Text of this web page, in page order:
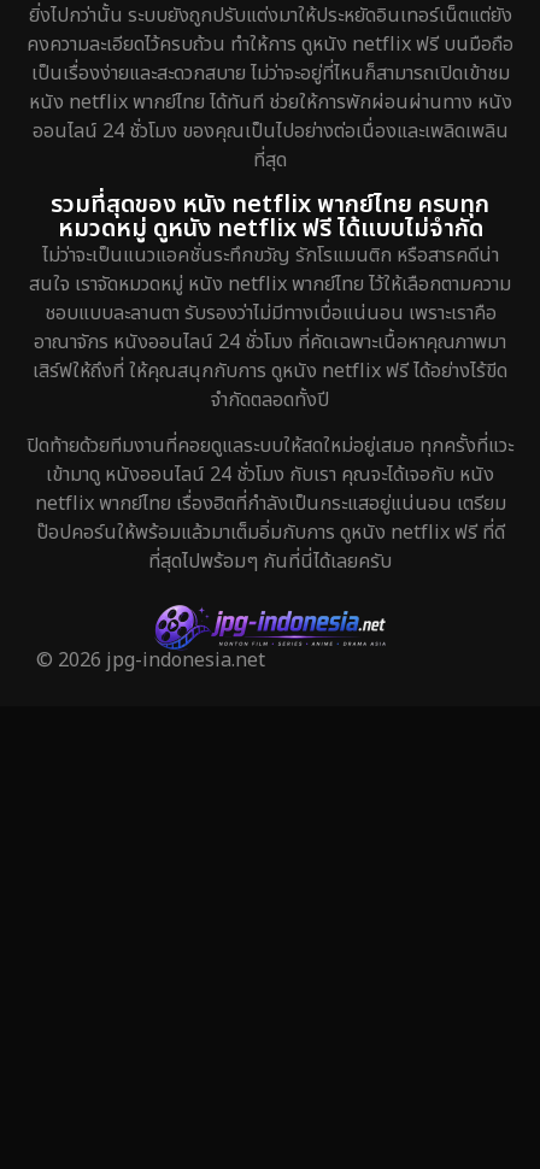
ยิ่งไปกว่านั้น ระบบยังถูกปรับแต่งมาให้ประหยัดอินเทอร์เน็ตแต่ยัง
คงความละเอียดไว้ครบถ้วน ทำให้การ ดูหนัง netflix ฟรี บนมือถือ
เป็นเรื่องง่ายและสะดวกสบาย ไม่ว่าจะอยู่ที่ไหนก็สามารถเปิดเข้าชม
หนัง netflix พากย์ไทย ได้ทันที ช่วยให้การพักผ่อนผ่านทาง หนัง
ออนไลน์ 24 ชั่วโมง ของคุณเป็นไปอย่างต่อเนื่องและเพลิดเพลิน
ที่สุด
รวมที่สุดของ หนัง netflix พากย์ไทย ครบทุก
หมวดหมู่ ดูหนัง netflix ฟรี ได้แบบไม่จำกัด
ไม่ว่าจะเป็นแนวแอคชั่นระทึกขวัญ รักโรแมนติก หรือสารคดีน่า
สนใจ เราจัดหมวดหมู่ หนัง netflix พากย์ไทย ไว้ให้เลือกตามความ
ชอบแบบละลานตา รับรองว่าไม่มีทางเบื่อแน่นอน เพราะเราคือ
อาณาจักร หนังออนไลน์ 24 ชั่วโมง ที่คัดเฉพาะเนื้อหาคุณภาพมา
เสิร์ฟให้ถึงที่ ให้คุณสนุกกับการ ดูหนัง netflix ฟรี ได้อย่างไร้ขีด
จำกัดตลอดทั้งปี
ปิดท้ายด้วยทีมงานที่คอยดูแลระบบให้สดใหม่อยู่เสมอ ทุกครั้งที่แวะ
เข้ามาดู หนังออนไลน์ 24 ชั่วโมง กับเรา คุณจะได้เจอกับ หนัง
netflix พากย์ไทย เรื่องฮิตที่กำลังเป็นกระแสอยู่แน่นอน เตรียม
ป๊อปคอร์นให้พร้อมแล้วมาเต็มอิ่มกับการ ดูหนัง netflix ฟรี ที่ดี
ที่สุดไปพร้อมๆ กันที่นี่ได้เลยครับ
© 2026 jpg-indonesia.net